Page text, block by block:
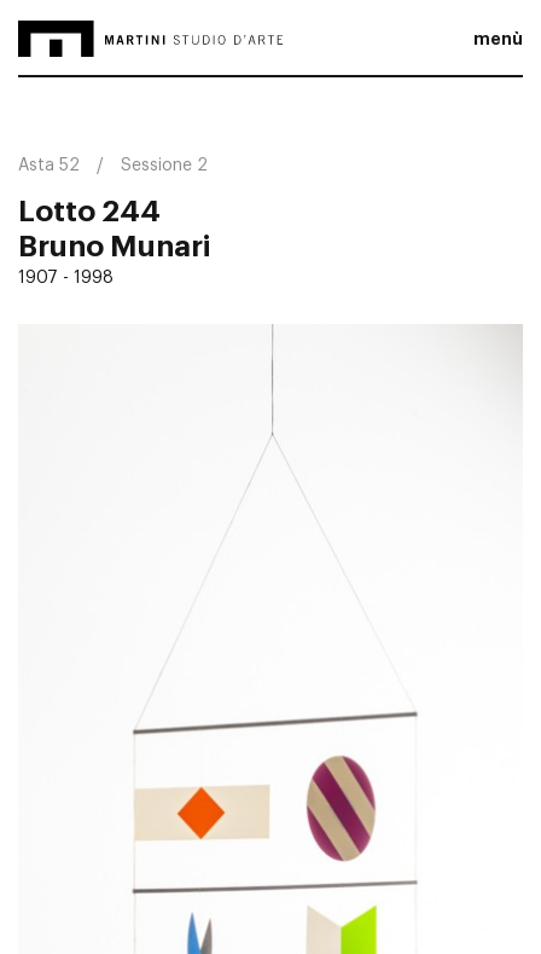
menù
Asta 52 Sessione 2
Lotto 244
Bruno Munari
1907 - 1998